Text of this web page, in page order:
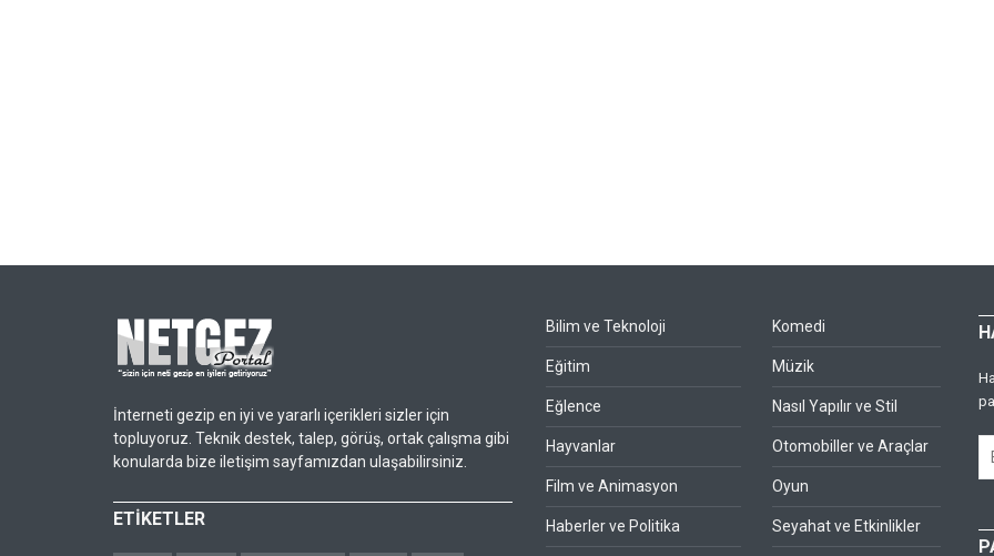
İnterneti gezip en iyi ve yararlı içerikleri sizler için
topluyoruz. Teknik destek, talep, görüş, ortak çalışma gibi
konularda bize iletişim sayfamızdan ulaşabilirsiniz.
ETİKETLER
Bilim ve Teknoloji
Eğitim
Eğlence
Hayvanlar
Film ve Animasyon
Haberler ve Politika
Komedi
Müzik
Nasıl Yapılır ve Stil
Otomobiller ve Araçlar
Oyun
Seyahat ve Etkinlikler